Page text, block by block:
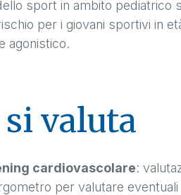
sport in ambito pediatrico
per i giovani sportivi in
agonistico.
si valuta
cardiovascolare:
per valutare